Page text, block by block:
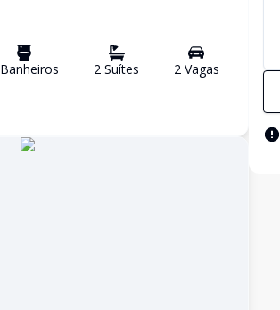
Banheiros 2 Suítes 2Vagas